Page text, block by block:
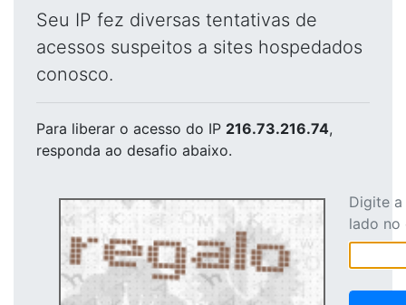
Seu IP fez diversas tentativas de
acessos suspeitos a sites hospedados
conosco.
Para liberar o acesso do IP 216.73.216.74,
responda ao desafio abaixo.
Digite
lado no